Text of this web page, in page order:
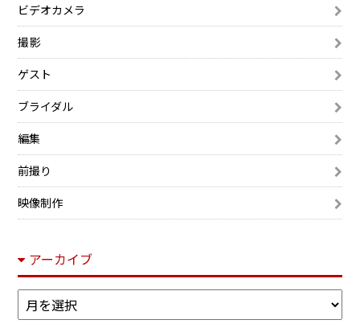
ビデオカメラ
撮影
ゲスト
ブライダル
編集
前撮り
映像制作
アーカイブ
ア
ー